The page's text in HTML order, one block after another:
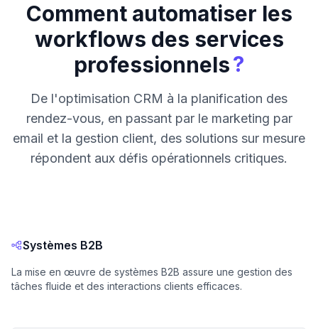
Comment automatiser les
workflows des services
professionnels?
De l'optimisation CRM à la planification des
rendez-vous, en passant par le marketing par
email et la gestion client, des solutions sur mesure
répondent aux défis opérationnels critiques.
Systèmes B2B
La mise en œuvre de systèmes B2B assure une gestion des
tâches fluide et des interactions clients efficaces.